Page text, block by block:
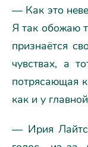
— Как это
Я так обожаю
признаётся
чувствах, а
потрясающая
как и у
— Ирия